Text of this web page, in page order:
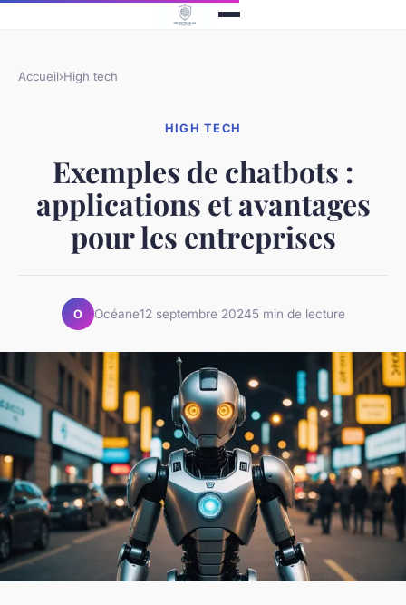
Accueil›High tech
HIGH TECH
Exemples de chatbots :
applications et avantages
pour les entreprises
O Océane12 septembre 20245 min de lecture